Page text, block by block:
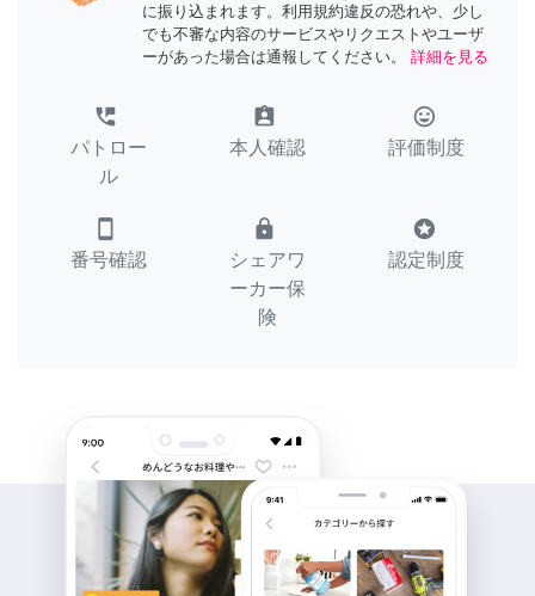
に振り込まれます。利用規約違反の恐れや、少し
でも不審な内容のサービスやリクエストやユーザ
ーがあった場合は通報してください。
詳細を見る
perm_phone_msg
パトロー
ル
assignment_ind
本人確認
tag_faces
評価制度
smartphone
番号確認
lock
シェアワ
ーカー保
険
stars
認定制度